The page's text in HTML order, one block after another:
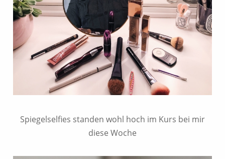
Spiegelselfies standen wohl hoch im Kurs bei mir
diese Woche